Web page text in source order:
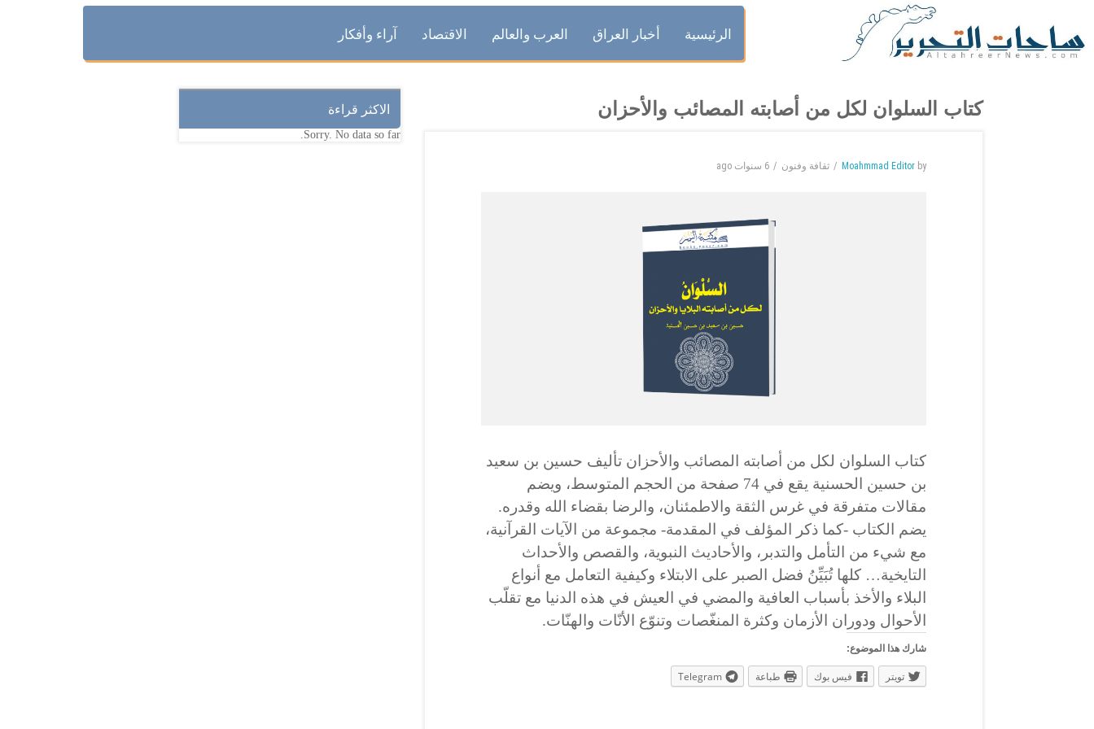
الرئيسية أخبار العراق العرب والعالم الاقتصاد آراء وأفكار
كتاب السلوان لكل من أصابته المصائب والأحزان
by
Moahmmad Editor ثقافة وفنون 6 سنوات ago
كتاب السلوان لكل من أصابته المصائب والأحزان تأليف حسين بن سعيد
بن حسين الحسنية يقع في 74 صفحة من الحجم المتوسط، ويضم
مقالات متفرقة في غرس الثقة والاطمئنان، والرضا بقضاء الله وقدره.
يضم الكتاب -كما ذكر المؤلف في المقدمة- مجموعة من الآيات القرآنية،
مع شيء من التأمل والتدبر، والأحاديث النبوية، والقصص والأحداث
التايخية… كلها تُبَيِّنُ فضل الصبر على الابتلاء وكيفية التعامل مع أنواع
البلاء والأخذ بأسباب العافية والمضي في العيش في هذه الدنيا مع تقلّب
الأحوال ودوران الأزمان وكثرة المنغّصات وتنوّع الأنّات والهنّات.
شارك هذا الموضوع:
تويتر فيس بوك طباعة Telegram
الاكثر قراءة
Sorry. No data so far.